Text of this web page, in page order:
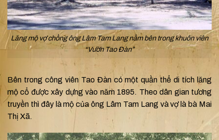
Lăng mộ vợ chồng ông Lâm Tam Lang nằm bên trong khuôn viên
“Vườn Tao Đàn”
Bên trong công viên Tao Đàn có một quần thể di tích lăng
mộ cổ được xây dựng vào năm 1895. Theo dân gian tương
truyền thì đây là mộ của ông Lâm Tam Lang và vợ là bà Mai
Thị Xã.